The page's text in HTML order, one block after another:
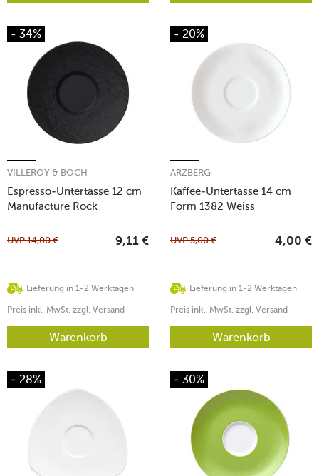
- 34%
Espresso-Untertasse 12 cm
Manufacture Rock
VILLEROY & BOCH
Lieferung in 1-2 Werktagen
UVP14,00 € 9,11 €
Preis inkl. MwSt. zzgl. Versand
Warenkorb
- 20%
Kaffee-Untertasse 14 cm
Form 1382 Weiss
ARZBERG
Lieferung in 1-2 Werktagen
UVP5,00 € 4,00 €
Preis inkl. MwSt. zzgl. Versand
Warenkorb
- 28% - 30%